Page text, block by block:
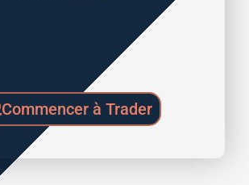
Commencer à Trader